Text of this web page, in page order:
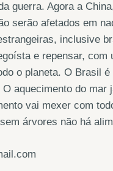
guerra. Agora a
serão afetados em
inclusive
e repensar,
o planeta. O Brasil
aquecimento do
vai mexer com
árvores não há